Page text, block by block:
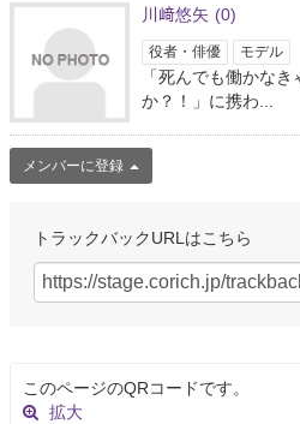
あーーーーー😳😳😳 小屋入りまであとい
っ！！！ いい年越しになるでしょう！
ミッション 「死んでも働かなきゃいけな
https://t.co/vXJhQcomME
創作集団 極東上演社
急遽出演いただけることになった髙木さ
ランスミッション 「死んでも働かなきゃ
https://t.co/UwNVl7xuij
創作集団 極東上演社
@CC_KTJ
川﨑悠矢 (0)
役者・俳優 モデル
「死んでも働かな
か？！」に携わ...
メンバーに登録
トラックバックURLはこちら
このページのQRコードです。
拡大